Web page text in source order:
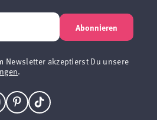
Abonnieren
Newsletter akzeptierst Du unsere
.